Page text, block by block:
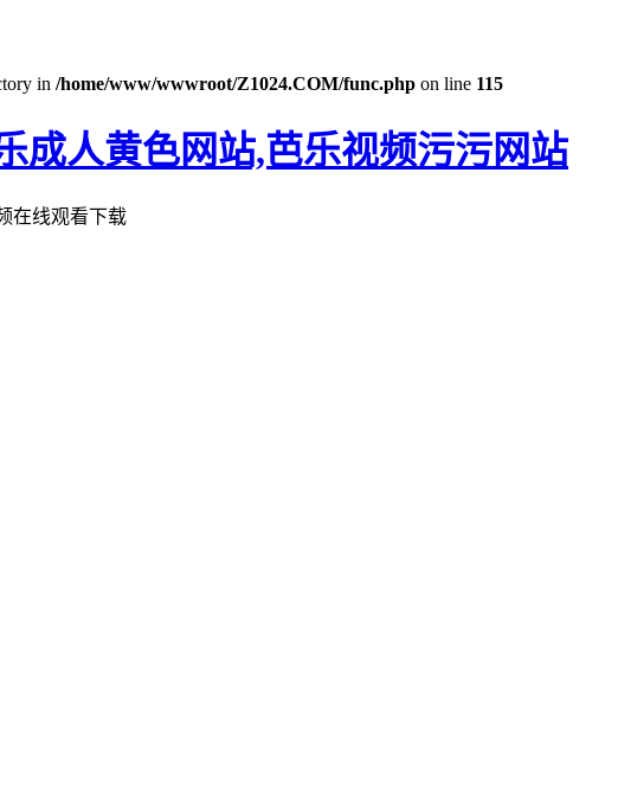
in /home/www/wwwroot/Z1024.COM/func.php on line 115
成人黄色网站,芭乐视频污污网站
在线观看下载